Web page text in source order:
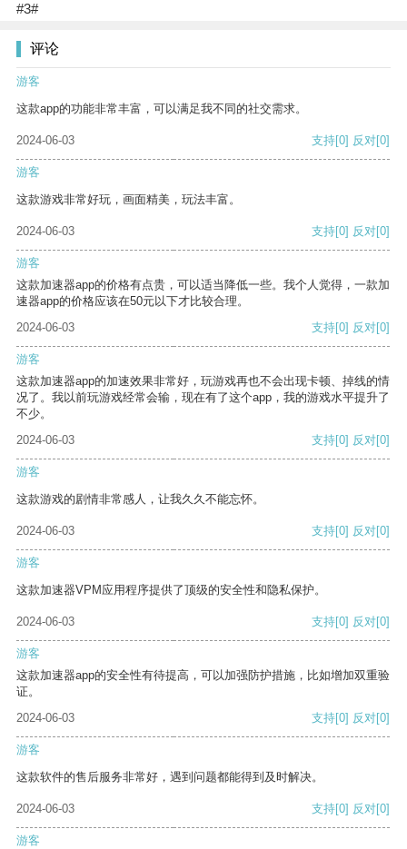
#3#
评论
游客
这款app的功能非常丰富，可以满足我不同的社交需求。
2024-06-03 支持[0] 反对[0]
游客
这款游戏非常好玩，画面精美，玩法丰富。
2024-06-03 支持[0] 反对[0]
游客
这款加速器app的价格有点贵，可以适当降低一些。我个人觉得，一款加
速器app的价格应该在50元以下才比较合理。
2024-06-03
支持[0] 反对[0]
游客
这款加速器app的加速效果非常好，玩游戏再也不会出现卡顿、掉线的情
况了。我以前玩游戏经常会输，现在有了这个app，我的游戏水平提升了
不少。
2024-06-03
支持[0] 反对[0]
游客
这款游戏的剧情非常感人，让我久久不能忘怀。
2024-06-03 支持[0] 反对[0]
游客
这款加速器VPM应用程序提供了顶级的安全性和隐私保护。
2024-06-03 支持[0] 反对[0]
游客
这款加速器app的安全性有待提高，可以加强防护措施，比如增加双重验
证。
2024-06-03
支持[0] 反对[0]
游客
这款软件的售后服务非常好，遇到问题都能得到及时解决。
2024-06-03 支持[0] 反对[0]
游客